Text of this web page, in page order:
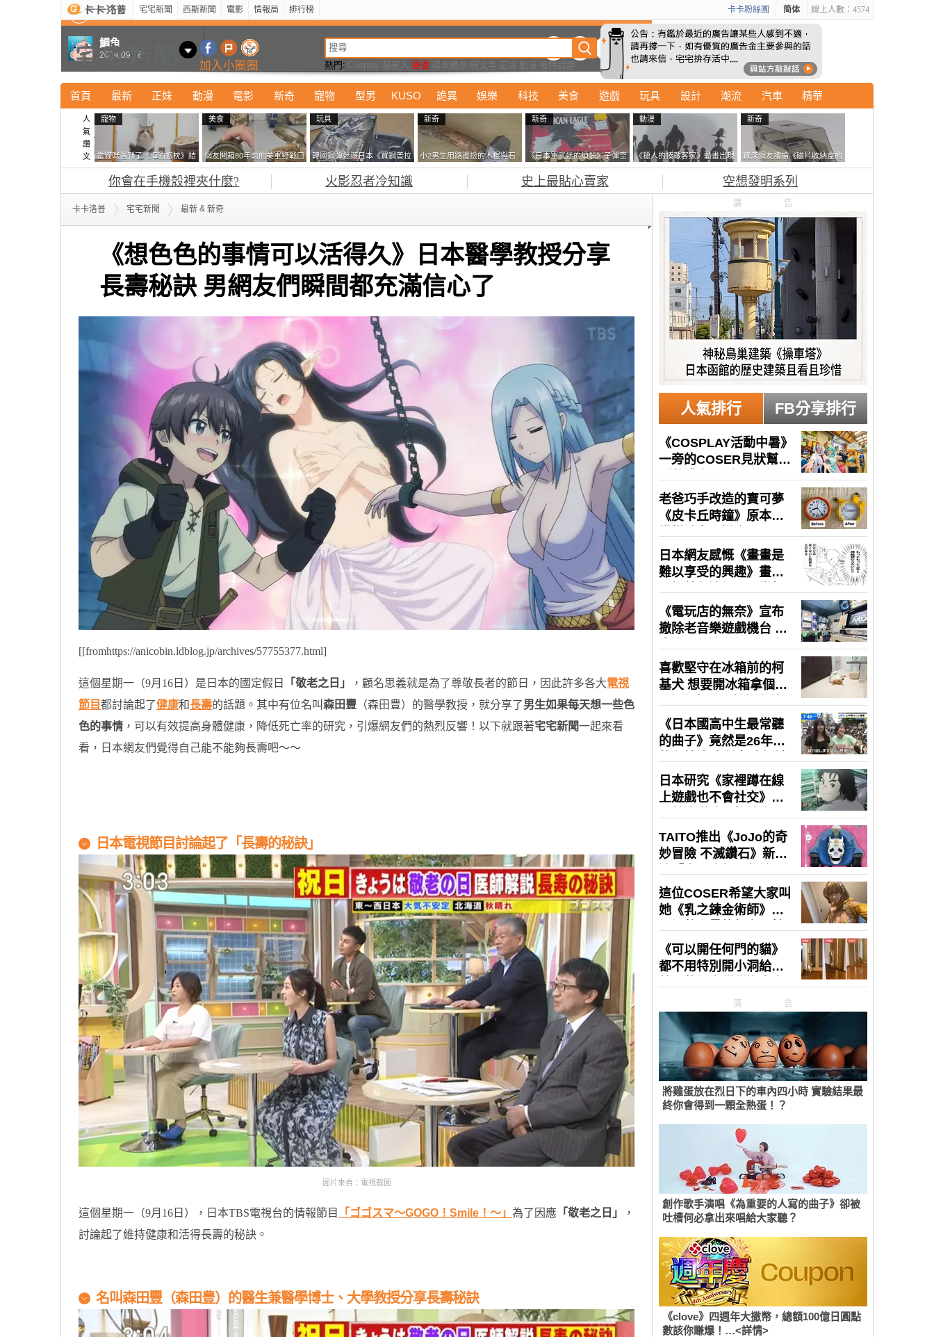
宅宅新聞 西斯新聞 電影 情報局 排行榜 線上人數：4574
简体
卡卡粉絲團
加入小圈圈 熱門: 聲優
首頁 最新 正妹 動漫 電影 新奇 寵物 型男 KUSO 詭異 娛樂 科技 美食 遊戲 玩具 設計 潮流 汽車 精華
人
氣
讚
文
寵物
當貓咪遇到了《海豹抱枕》結
果玩了10天後，海豹一整個走
鐘笑翻網友
美食
網友開箱80年前的美軍野戰口
糧 罐頭本身保存良好，但裡
面的味道...
玩具
韓國鋼彈迷遊日本《買鋼普拉
塞不進行李箱》網友們集思廣
益提供解方了……
新奇
小2男生用路邊撿的木棍與石
頭做成了《石斧》馬麻打開書
西！？
新奇
《日本軍武迷的煩惱》子彈空
盒在日本超級貴 美國網友直
接一大箱寄給他了
動漫
《獵人的揍敵客家》動畫出現
的這個剪影是誰？你是不是忘
新奇
資深網友議論《磁片收納盒的
鎖有什麼用》想偷的話整盒拿
走不就好了嗎？
你會在手機殼裡夾什麼? 火影忍者冷知識 史上最貼心賣家 空想發明系列
卡卡洛普 宅宅新聞 最新 & 新奇
《想色色的事情可以活得久》日本醫學教授分享
長壽秘訣 男網友們瞬間都充滿信心了
最新 新奇 正妹 寵物 型男 Kuso 科技 動漫
鯛魚
2024.09.18
[[fromhttps://anicobin.ldblog.jp/archives/57755377.html]
這個星期一（9月16日）是日本的國定假日 「敬老之日」 ，顧名思義就是為了尊敬長者的節日，因此許多各大電視
節目都討論起了健康和長壽的話題。其中有位名叫森田豐 （森田豊）的醫學教授，就分享了男生如果每天想一些色
色的事情 ，可以有效提高身體健康，降低死亡率的研究，引爆網友們的熱烈反響！以下就跟著宅宅新聞一起來看
看，日本網友們覺得自己能不能夠長壽吧～～
日本電視節目討論起了「長壽的秘訣」
圖片來自：電視截圖
這個星期一（9月16日），日本TBS電視台的情報節目 「ゴゴスマ～GOGO！Smile！～」 為了因應 「敬老之日」
，
討論起了維持健康和活得長壽的秘訣。
名叫森田豐（森田豊）的醫生兼醫學博士、大學教授分享長壽秘訣
廣告
人氣排行 FB分享排行
廣告
將雞蛋放在烈日下的車內四小時 實驗結果最
終你會得到一顆全熟蛋！？
創作歌手演唱《為重要的人寫的曲子》卻被
吐槽何必拿出來唱給大家聽？
《clove》四週年大撒幣，總額100億日圓點
數該你賺爆！…<詳情>